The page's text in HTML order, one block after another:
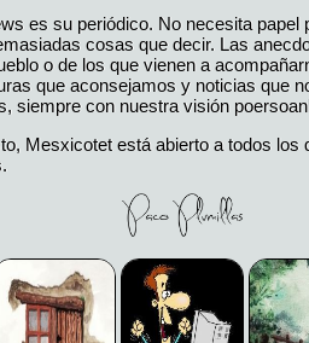
es su periódico. No necesita papel
cosas que decir. Las
o de los que vienen a
que aconsejamos y noticias que
siempre con nuestra visión
Mesxicotet está abierto a todos los